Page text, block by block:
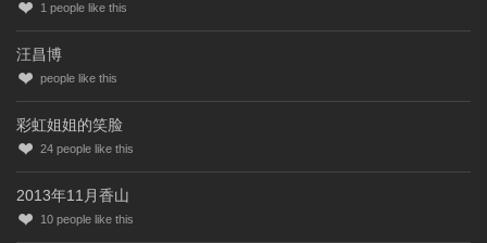
1 people like this
汪昌博
people like this
彩虹姐姐的笑脸
24 people like this
2013年11月香山
10 people like this